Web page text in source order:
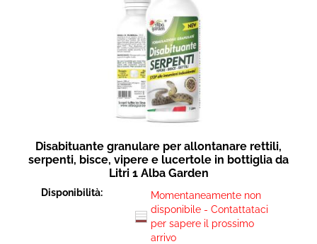
Pompe idrauliche
Protezione
Pet Store
Agricoltura
Ricambi
Disabituante granulare per allontanare rettili,
serpenti, bisce, vipere e lucertole in bottiglia da
Litri 1 Alba Garden
Disponibilità:
Momentaneamente non
disponibile - Contattataci
per sapere il prossimo
arrivo